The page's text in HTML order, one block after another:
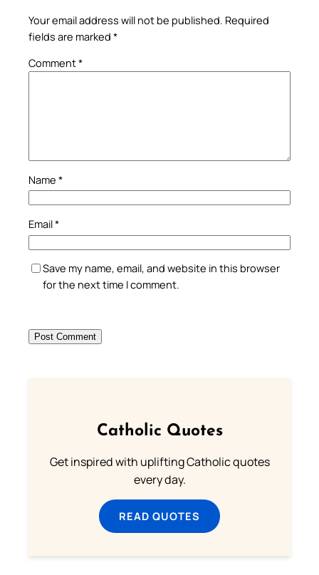
Your email address will not be published. Required
fields are marked *
Comment*
Name *
Email*
Save my name, email, and website in this browser
for the next time I comment.
Catholic Quotes
Get inspired with uplifting Catholic quotes
every day.
READ QUOTES